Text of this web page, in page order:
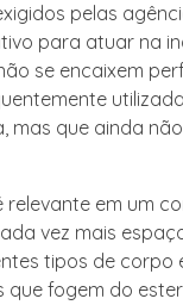
pelas
para atuar na
se encaixem
mas que ainda
relevante em um
vez mais
tipos de corpo
fogem do